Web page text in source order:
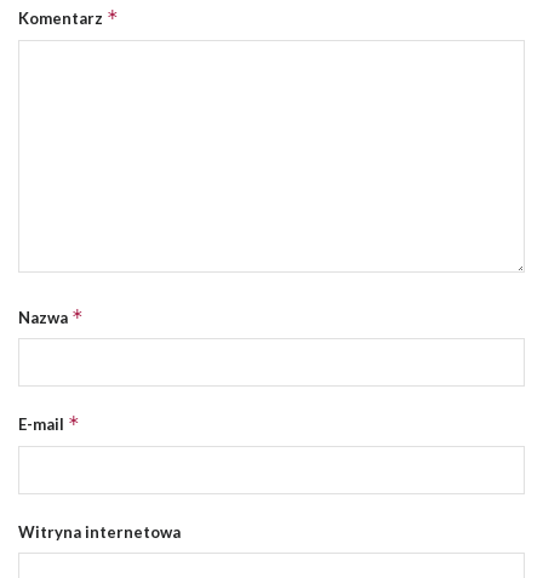
Komentarz *
Nazwa *
E-mail *
Witryna internetowa